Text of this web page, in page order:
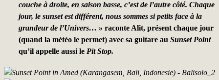
couche à droite, en saison basse, c’est de l’autre côté. Chaque
jour, le sunset est différent, nous sommes si petits face à la
grandeur de l’Univers… » raconte Alit, présent chaque jour
(quand la météo le permet) avec sa guitare au Sunset Point
qu’il appelle aussi le Pit Stop.